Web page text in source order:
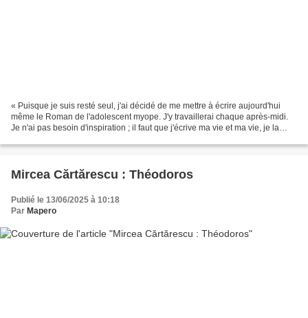
« Puisque je suis resté seul, j'ai décidé de me mettre à écrire aujourd'hui
même le Roman de l'adolescent myope. J'y travaillerai chaque après-midi.
Je n'ai pas besoin d'inspiration ; il faut que j'écrive ma vie et ma vie, je la
Mircea Cărtărescu : Théodoros
Publié le 13/06/2025 à 10:18
Par Mapero